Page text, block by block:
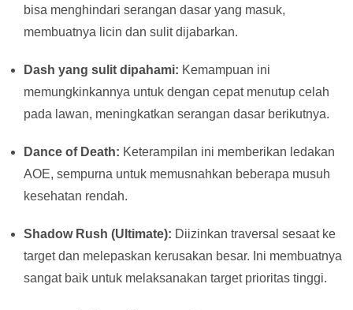
bisa menghindari serangan dasar yang masuk,
membuatnya licin dan sulit dijabarkan.
Dash yang sulit dipahami: Kemampuan ini
memungkinkannya untuk dengan cepat menutup celah
pada lawan, meningkatkan serangan dasar berikutnya.
Dance of Death: Keterampilan ini memberikan ledakan
AOE, sempurna untuk memusnahkan beberapa musuh
kesehatan rendah.
Shadow Rush (Ultimate): Diizinkan traversal sesaat ke
target dan melepaskan kerusakan besar. Ini membuatnya
sangat baik untuk melaksanakan target prioritas tinggi.